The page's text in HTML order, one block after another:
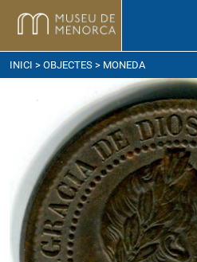
arribar
INICI > OBJECTES > MONEDA